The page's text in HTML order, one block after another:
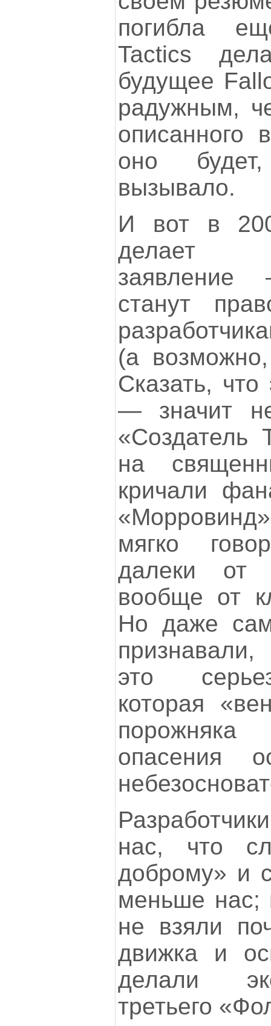
погибла
Tactics
будущее
радужным,
оно
вызывало.
И вот в
делает
станут
(а
Сказать,
— значит
«Создатель
на
кричали
мягко
далеки
вообще от
Но даже
это
которая
опасения
нас, что
доброму» и
меньше нас;
не взяли
движка и
делали
третьего